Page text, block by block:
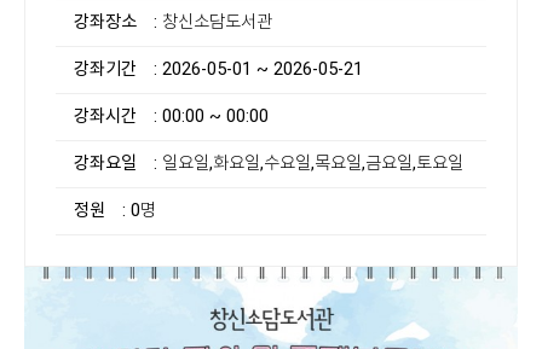
강좌장소 : 창신소담도서관
강좌기간 : 2026-05-01 ~ 2026-05-21
강좌시간 : 00:00 ~ 00:00
강좌요일 : 일요일,화요일,수요일,목요일,금요일,토요일
정원 : 0명